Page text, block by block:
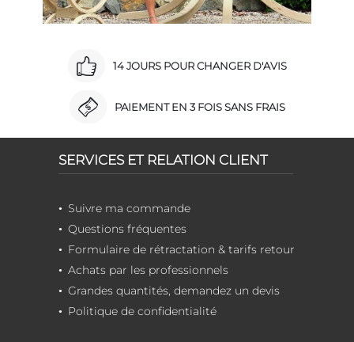
14 JOURS POUR CHANGER D'AVIS
PAIEMENT EN 3 FOIS SANS FRAIS
SERVICES ET RELATION CLIENT
Suivre ma commande
Questions fréquentes
Formulaire de rétractation & tarifs retour
Achats par les professionnels
Grandes quantités, demandez un devis
Politique de confidentialité